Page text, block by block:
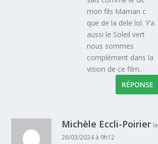
mon fils Maman c
que de la dele lol. Y’a
aussi le Soleil vert
nous sommes
complément dans la
vision de ce film.
RÉPONSE
Michèle Eccli-Poirier le
26/03/2024 à 9h12